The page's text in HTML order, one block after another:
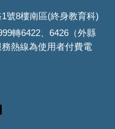
號8樓南區(終身教育科)
轉6422、6426（外縣
熱線為使用者付費電